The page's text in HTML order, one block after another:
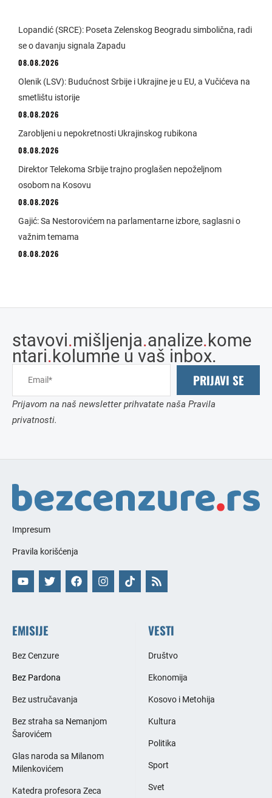
Lopandić (SRCE): Poseta Zelenskog Beogradu simbolična, radi
se o davanju signala Zapadu
08.08.2026
Olenik (LSV): Budućnost Srbije i Ukrajine je u EU, a Vučićeva na
smetlištu istorije
08.08.2026
Zarobljeni u nepokretnosti Ukrajinskog rubikona
08.08.2026
Direktor Telekoma Srbije trajno proglašen nepoželjnom
osobom na Kosovu
08.08.2026
Gajić: Sa Nestorovićem na parlamentarne izbore, saglasni o
važnim temama
08.08.2026
stavovi.mišljenja.analize.kome
ntari.kolumne u vaš inbox.
PRIJAVI SE
Prijavom na naš newsletter prihvatate naša Pravila
privatnosti.
Impresum
Pravila korišćenja
EMISIJE
Bez Cenzure
Bez Pardona
Bez ustručavanja
Bez straha sa Nemanjom
Šarovićem
Glas naroda sa Milanom
Milenkovićem
Katedra profesora Zeca
VESTI
Društvo
Ekonomija
Kosovo i Metohija
Kultura
Politika
Sport
Svet